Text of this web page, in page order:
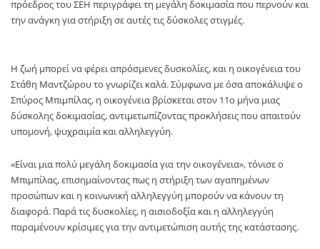
πρόεδρος του ΣΕΗ περιγράφει τη μεγάλη δοκιμασία που περνούν και
την ανάγκη για στήριξη σε αυτές τις δύσκολες στιγμές.
Η ζωή μπορεί να φέρει απρόσμενες δυσκολίες, και η οικογένεια του
Στάθη Μαντζώρου το γνωρίζει καλά. Σύμφωνα με όσα αποκάλυψε ο
Σπύρος Μπιμπίλας, η οικογένεια βρίσκεται στον 11ο μήνα μιας
δύσκολης δοκιμασίας, αντιμετωπίζοντας προκλήσεις που απαιτούν
υπομονή, ψυχραιμία και αλληλεγγύη.
«Είναι μια πολύ μεγάλη δοκιμασία για την οικογένεια», τόνισε ο
Μπιμπίλας, επισημαίνοντας πως η στήριξη των αγαπημένων
προσώπων και η κοινωνική αλληλεγγύη μπορούν να κάνουν τη
διαφορά. Παρά τις δυσκολίες, η αισιοδοξία και η αλληλεγγύη
παραμένουν κρίσιμες για την αντιμετώπιση αυτής της κατάστασης.